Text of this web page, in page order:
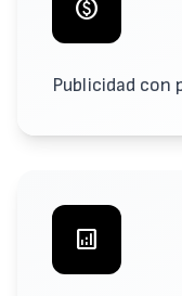
paid
Publicidad con
analytics